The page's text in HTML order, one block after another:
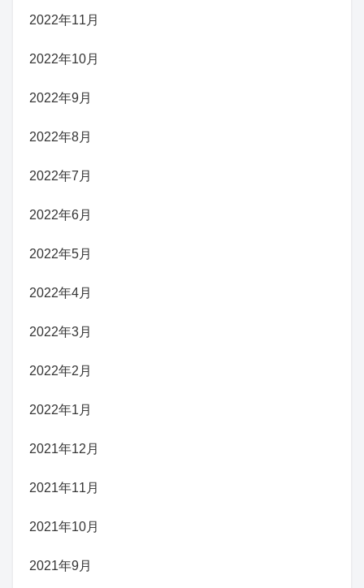
2022年11月
2022年10月
2022年9月
2022年8月
2022年7月
2022年6月
2022年5月
2022年4月
2022年3月
2022年2月
2022年1月
2021年12月
2021年11月
2021年10月
2021年9月